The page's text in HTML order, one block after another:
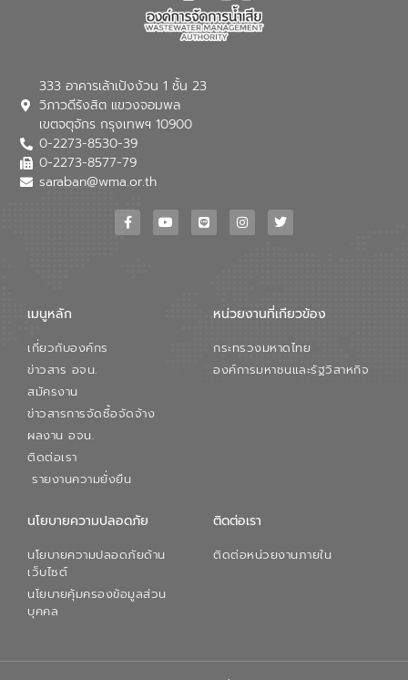
333 อาคารเล้าเป้งง้วน 1 ชั้น 23
วิภาวดีรังสิต แขวงจอมพล
เขตจตุจักร กรุงเทพฯ 10900
0-2273-8530-39
0-2273-8577-79
saraban@wma.or.th
เมนูหลัก
เกี่ยวกับองค์กร
ข่าวสาร อจน.
สมัครงาน
ข่าวสารการจัดซื้อจัดจ้าง
ผลงาน อจน.
ติดต่อเรา
รายงานความยั่งยืน
หน่วยงานที่เกียวข้อง
กระทรวงมหาดไทย
องค์การมหาชนและรัฐวิสาหกิจ
นโยบายความปลอดภัย
นโยบายความปลอดภัยด้าน
เว็บไซต์
นโยบายคุ้มครองข้อมูลส่วน
บุคคล
ติดต่อเรา
ติดต่อหน่วยงานภายใน